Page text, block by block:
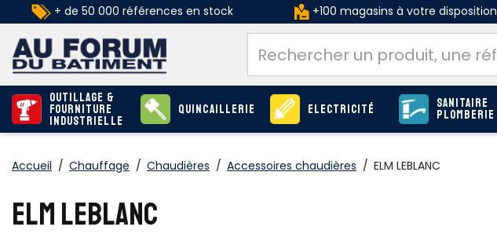
+ de 50 000 références en stock +100 magasins à votre disposition
Outillage &
Fourniture
industrielle
Quincaillerie Electricité Sanitaire
Plomberie
Accueil / Chauffage / Chaudières / Accessoires chaudières / ELM LEBLANC
ELM LEBLANC